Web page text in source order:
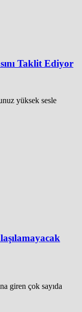
Taklit Ediyor
yüksek sesle
giren çok sayıda